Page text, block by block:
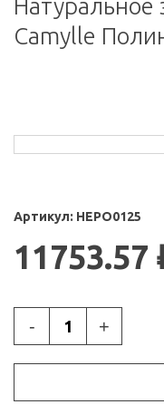
Camylle
Артикул: HEPO0125
11753.57
- +